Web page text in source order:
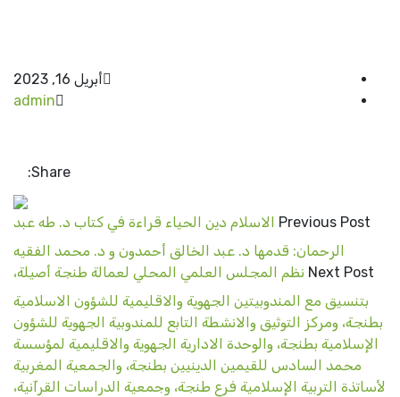
أبريل 16, 2023
admin
Share:
Previous Post الاسلام دين الحياء قراءة في كتاب د. طه عبد
الرحمان: قدمها د. عبد الخالق أحمدون و د. محمد الفقيه
Next Post نظم المجلس العلمي المحلي لعمالة طنجة أصيلة،
بتنسيق مع المندوبيتين الجهوية والاقليمية للشؤون الاسلامية
بطنجة، ومركز التوثيق والانشطة التابع للمندوبية الجهوية للشؤون
الإسلامية بطنجة، والوحدة الادارية الجهوية والاقليمية لمؤسسة
محمد السادس للقيمين الدينيين بطنجة، والجمعية المغربية
لأساتذة التربية الإسلامية فرع طنجة، وجمعية الدراسات القرآنية،